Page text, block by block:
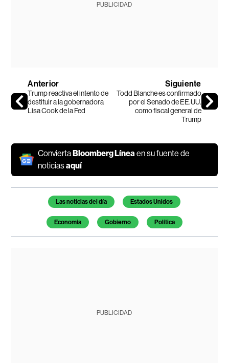
PUBLICIDAD
Anterior
Trump reactiva el intento de
destituir a la gobernadora
Lisa Cook de la Fed
Siguiente
Todd Blanche es confirmado
por el Senado de EE.UU.
como fiscal general de
Trump
ConviertaBloomberg Líneaen su fuente de
noticiasaquí
Temas de este artículo
Las noticias del día Estados Unidos
Economía Gobierno Política
PUBLICIDAD